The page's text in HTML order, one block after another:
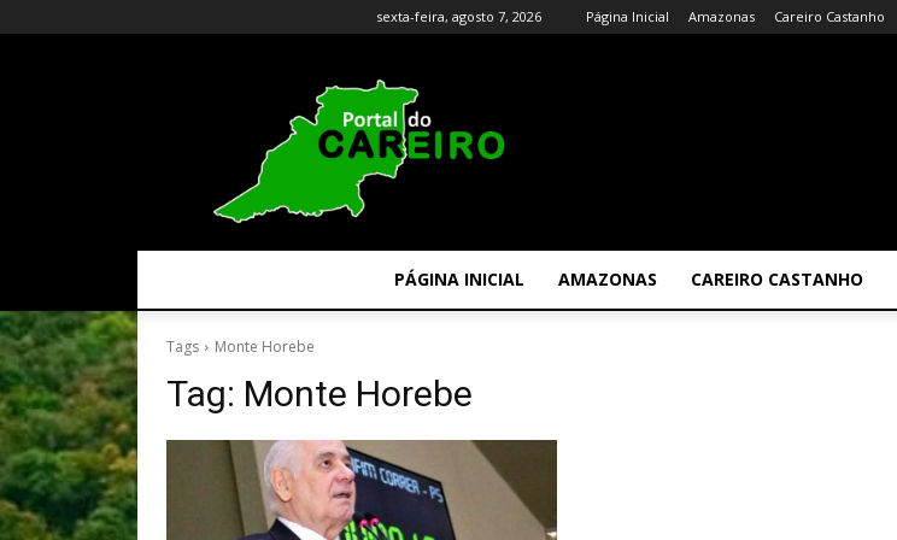
sexta-feira, agosto 7, 2026 Página Inicial Amazonas Careiro Castanho
PÁGINA INICIAL AMAZONAS CAREIRO CASTANHO
Tags Monte Horebe
Tag: Monte Horebe